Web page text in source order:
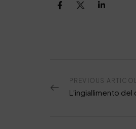
PREVIOUS